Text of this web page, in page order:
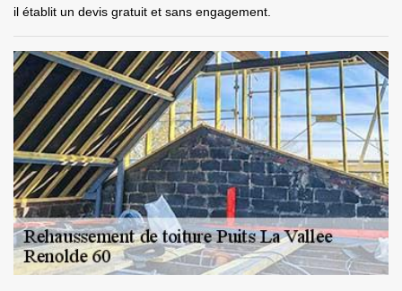
il établit un devis gratuit et sans engagement.